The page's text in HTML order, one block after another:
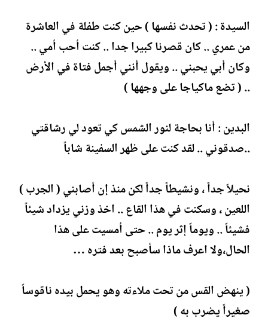
السيدة : ( تحدث نفسها ) حين كنت طفلة في العاشرة
من عمري .. كان قصرنا كبيرا جدا .. كنت أحب أمي ..
وكان أبي يحبني .. ويقول أنني أجمل فتاة في الأرض
.. ( تضع ماكياجا على وجهها )
البدين : أنا بحاجة لنور الشمس كي تعود لي رشاقتي
..صدقوني .. لقد كنت على ظهر السفينة شاباً
نحيلاً جداً ، ونشيطاً جداً لكن منذ إن أصابني ( الجرب )
اللعين ، وسكنت في هذا القاع .. اخذ وزني يزداد شيئاً
فشيئاً .. ويوماً إثر يوم .. حتى أمسيت على هذا
الحال،ولا اعرف ماذا سأصبح بعد فتره …
( ينهض القس من تحت ملاءته وهو يحمل بيده ناقوساً
صغيراً يضرب به )